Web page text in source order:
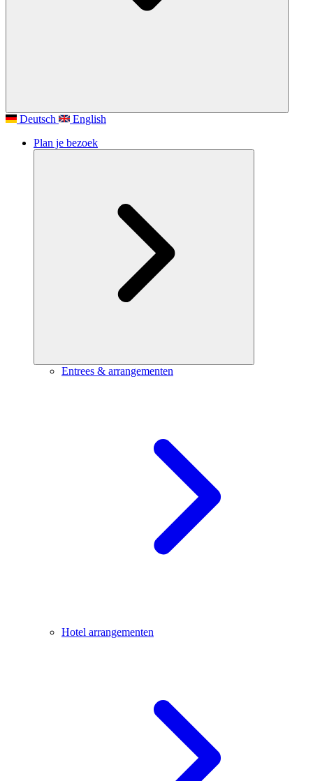
Deutsch
English
Plan je bezoek
Entrees & arrangementen
Hotel arrangementen